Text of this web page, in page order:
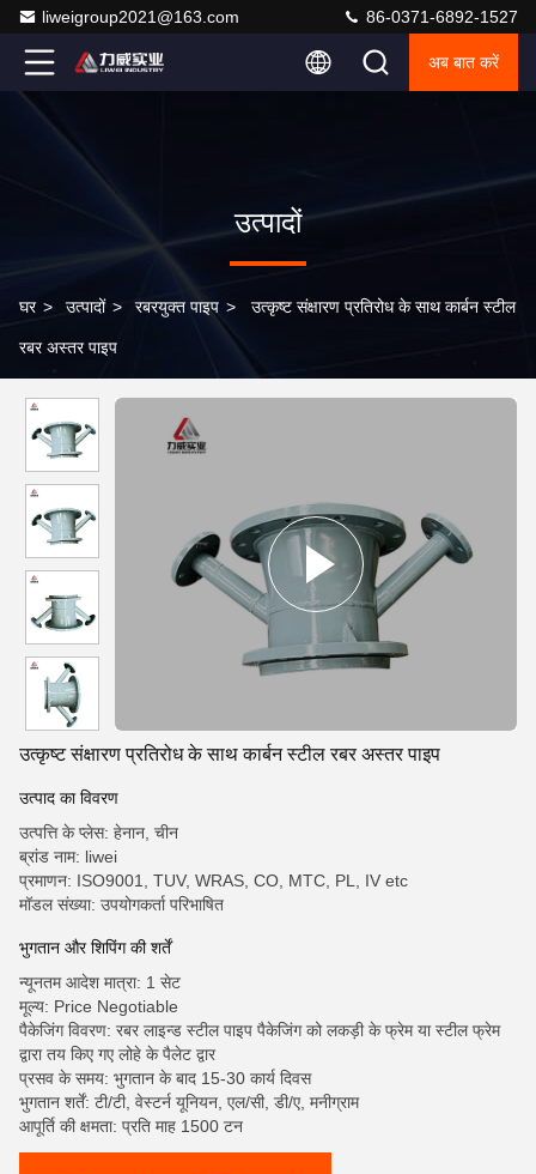
liweigroup2021@163.com 86-0371-6892-1527
अब बात करें
उत्पादों
घर > उत्पादों > रबरयुक्त पाइप > उत्कृष्ट संक्षारण प्रतिरोध के साथ कार्बन स्टील
रबर अस्तर पाइप
उत्कृष्ट संक्षारण प्रतिरोध के साथ कार्बन स्टील रबर अस्तर पाइप
उत्पाद का विवरण
उत्पत्ति के प्लेस: हेनान, चीन
ब्रांड नाम: liwei
प्रमाणन: ISO9001, TUV, WRAS, CO, MTC, PL, IV etc
मॉडल संख्या: उपयोगकर्ता परिभाषित
भुगतान और शिपिंग की शर्तें
न्यूनतम आदेश मात्रा: 1 सेट
मूल्य: Price Negotiable
पैकेजिंग विवरण: रबर लाइन्ड स्टील पाइप पैकेजिंग को लकड़ी के फ्रेम या स्टील फ्रेम
द्वारा तय किए गए लोहे के पैलेट द्वार
प्रसव के समय: भुगतान के बाद 15-30 कार्य दिवस
भुगतान शर्तें: टी/टी, वेस्टर्न यूनियन, एल/सी, डी/ए, मनीग्राम
आपूर्ति की क्षमता: प्रति माह 1500 टन